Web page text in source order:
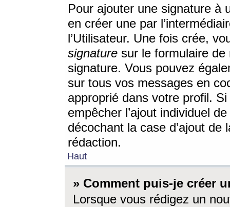
Pour ajouter une signature à
en créer une par
l’Utilisateur. Une fois crée,
signature sur le formulaire de
signature. Vous pouvez
sur tous vos messages en
approprié dans votre profil.
empêcher l’ajout individuel
décochant la case d’ajout
rédaction.
Haut
» Comment puis-je créer
Lorsque vous rédigez un